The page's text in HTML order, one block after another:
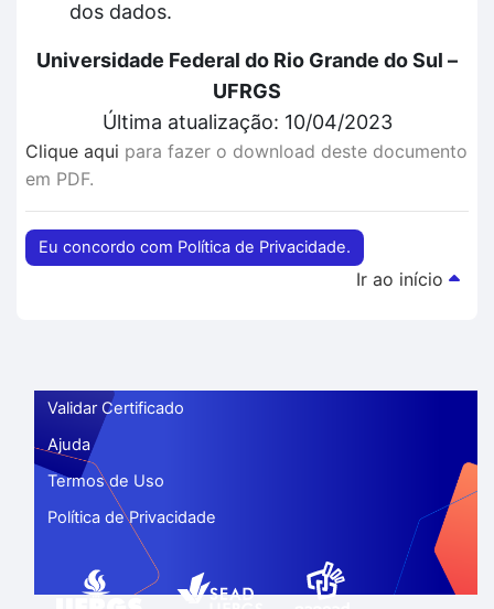
dos dados.
Universidade Federal do Rio Grande do Sul –
UFRGS
Última atualização: 10/04/2023
Clique aqui para fazer o download deste documento
em PDF.
Eu concordo com Política de Privacidade.
Ir ao início
Validar Certificado
Ajuda
Termos de Uso
Política de Privacidade